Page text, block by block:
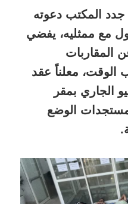
جدد المكتب دعوته
مع ممثليه، يفضي
المقاربات
الوقت، معلناً عقد
يوم 4 يوليو الجاري بمقر
مستجدات الوضع